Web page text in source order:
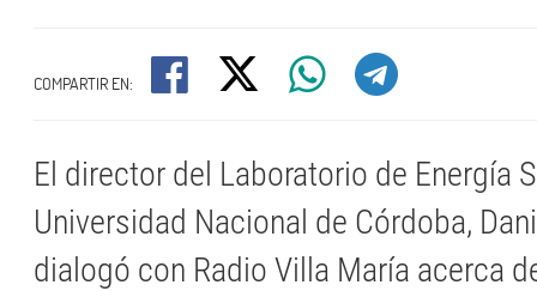
COMPARTIR EN:
El director del Laboratorio de Energía
Universidad Nacional de Córdoba,
dialogó con Radio Villa María acerca